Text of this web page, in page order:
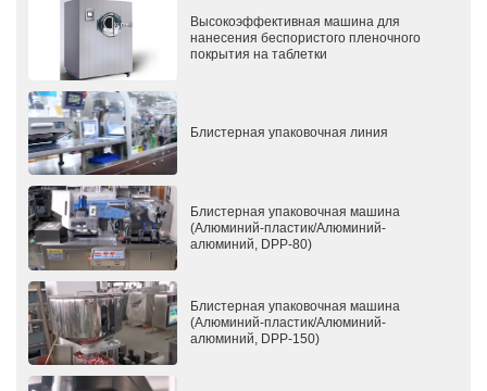
Высокоэффективная машина для
нанесения беспористого пленочного
покрытия на таблетки
Блистерная упаковочная линия
Блистерная упаковочная машина
(Алюминий-пластик/Алюминий-
алюминий, DPP-80)
Блистерная упаковочная машина
(Алюминий-пластик/Алюминий-
алюминий, DPP-150)